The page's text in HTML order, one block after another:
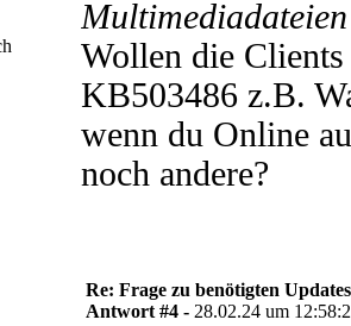
Wollen die
KB503486 z.B.
wenn du Online
noch andere?
Re: Frage zu benötigten
Antwort #4 - 28.02.24 um